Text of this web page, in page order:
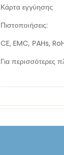
Κάρτα εγγύησης
Πιστοποιήσεις:
CE, EMC, PAHs,
Για περισσότερες